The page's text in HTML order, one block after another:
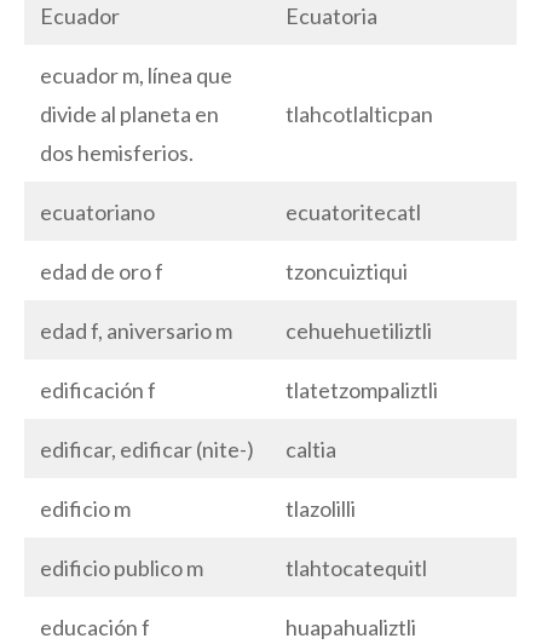
Ecuador Ecuatoria
ecuador m, línea que
divide al planeta en
dos hemisferios.
tlahcotlalticpan
ecuatoriano ecuatoritecatl
edad de oro f tzoncuiztiqui
edad f, aniversario m cehuehuetiliztli
edificación f tlatetzompaliztli
edificar, edificar (nite-) caltia
edificio m tlazolilli
edificio publico m tlahtocatequitl
educación f huapahualiztli